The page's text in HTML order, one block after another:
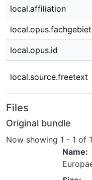
local.affiliation
local.opus.fachgebiet
local.opus.id
local.source.freetext
Files
Original bundle
Now showing 1 - 1 of 1
Name: